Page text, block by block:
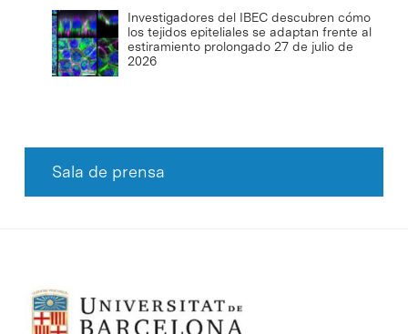
Investigadores del IBEC descubren cómo
los tejidos epiteliales se adaptan frente al
estiramiento prolongado 27 de julio de
2026
Sala de prensa